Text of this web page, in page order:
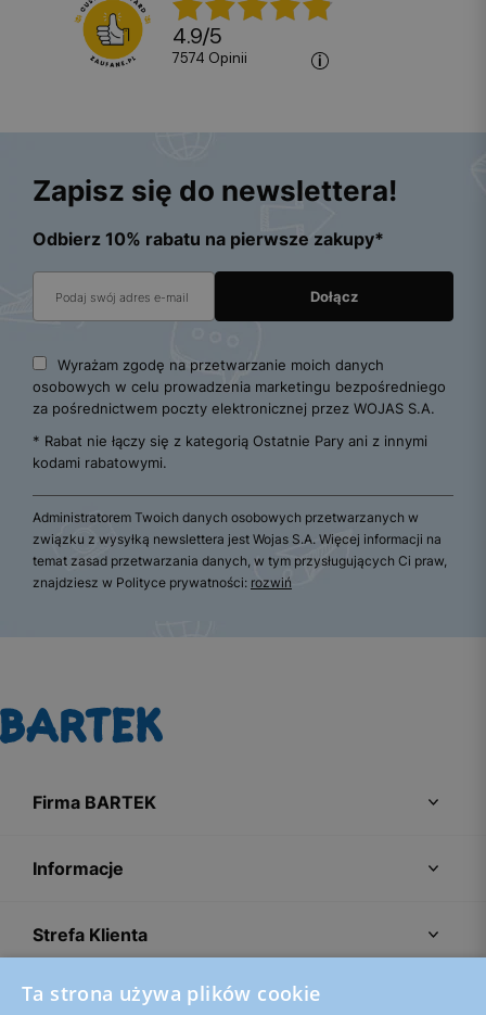
4.9/5
7574 opinii
Zapisz się do newslettera!
Odbierz 10% rabatu na pierwsze zakupy*
Wyrażam zgodę na przetwarzanie moich danych
osobowych w celu prowadzenia marketingu bezpośredniego
za pośrednictwem poczty elektronicznej przez WOJAS S.A.
* Rabat nie łączy się z kategorią Ostatnie Pary ani z innymi
kodami rabatowymi.
Administratorem Twoich danych osobowych przetwarzanych w
związku z wysyłką newslettera jest Wojas S.A. Więcej informacji na
temat zasad przetwarzania danych, w tym przysługujących Ci praw,
znajdziesz w Polityce prywatności: rozwiń
Firma BARTEK
Informacje
Strefa Klienta
Porady
Ta strona używa plików cookie